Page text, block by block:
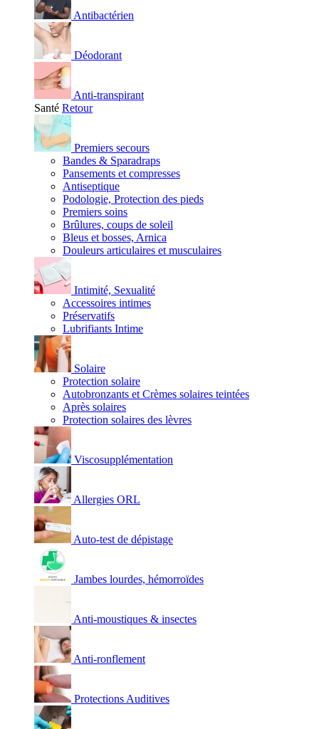
Antibactérien
Déodorant
Anti-transpirant
Santé Retour
Premiers secours
Bandes & Sparadraps
Pansements et compresses
Antiseptique
Podologie, Protection des pieds
Premiers soins
Brûlures, coups de soleil
Bleus et bosses, Arnica
Douleurs articulaires et musculaires
Intimité, Sexualité
Accessoires intimes
Préservatifs
Lubrifiants Intime
Solaire
Protection solaire
Autobronzants et Crèmes solaires teintées
Après solaires
Protection solaires des lèvres
Viscosupplémentation
Allergies ORL
Auto-test de dépistage
Jambes lourdes, hémorroïdes
Anti-moustiques & insectes
Anti-ronflement
Protections Auditives